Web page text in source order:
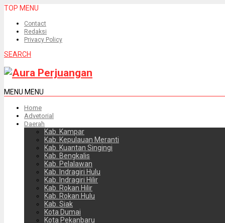
TOP MENU
Contact
Redaksi
Privacy Policy
SEARCH
MENU MENU
Home
Advetorial
Daerah
Kab. Kampar
Kab. Kepulauan Meranti
Kab. Kuantan Singingi
Kab. Bengkalis
Kab. Pelalawan
Kab. Indragiri Hulu
Kab. Indragiri Hilir
Kab. Rokan Hilir
Kab. Rokan Hulu
Kab. Siak
Kota Dumai
Kota Pekanbaru